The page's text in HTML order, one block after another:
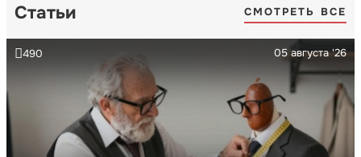
Статьи СМОТРЕТЬ ВСЕ
05 августа '26
490